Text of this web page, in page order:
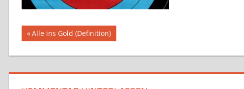
Beitragsnavigation
Vorheriger
Alle ins Gold (Definition)